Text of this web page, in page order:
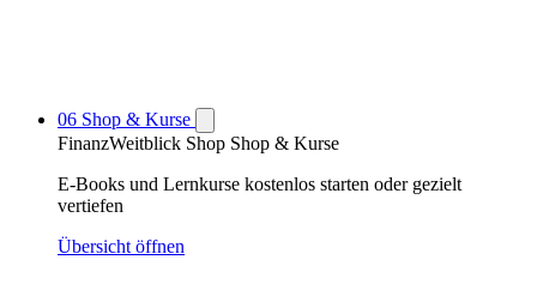
06 Shop & Kurse
FinanzWeitblick Shop Shop & Kurse
E-Books und Lernkurse kostenlos starten oder gezielt
vertiefen
Übersicht öffnen